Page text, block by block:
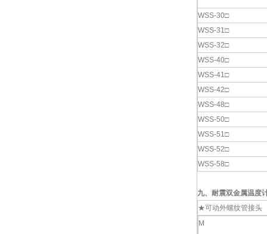
WSS-30□
WSS-31□
WSS-32□
WSS-40□
WSS-41□
WSS-42□
WSS-48□
WSS-50□
WSS-51□
WSS-52□
WSS-58□
九、 耐震双金属温度
★可动外螺纹管接头
M